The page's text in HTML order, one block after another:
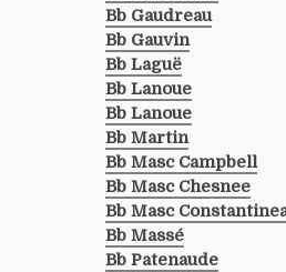
Bb Gaudreau
Bb Gauvin
Bb Laguë
Bb Lanoue
Bb Lanoue
Bb Martin
Bb Masc Campbell
Bb Masc Chesnee
Bb Masc
Bb Massé
Bb Patenaude